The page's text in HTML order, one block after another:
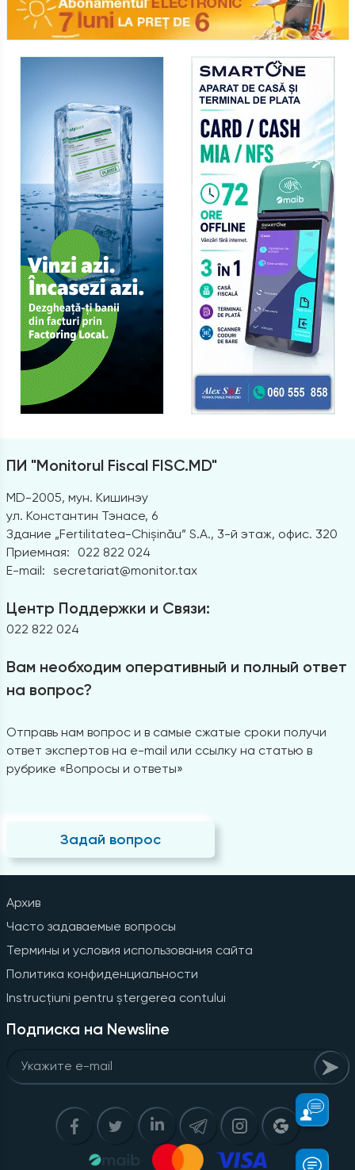
ПИ "Monitorul Fiscal FISC.MD"
MD-2005, мун. Кишинэу
ул. Константин Тэнасе, 6
Здание „Fertilitatea-Chișinău” S.A., 3-й этаж, офис. 320
Приемная:
022 822 024
E-mail: secretariat@monitor.tax
Центр Поддержки и Связи:
022 822 024
Вам необходим оперативный и полный ответ
на вопрос?
Отправь нам вопрос и в самые сжатые сроки получи
ответ экспертов на e-mail или ссылку на статью в
рубрике «Вопросы и ответы»
Задай вопрос
Архив
Часто задаваемые вопросы
Термины и условия использования сайта
Политика конфиденциальности
Instrucțiuni pentru ștergerea contului
Подписка на Newsline